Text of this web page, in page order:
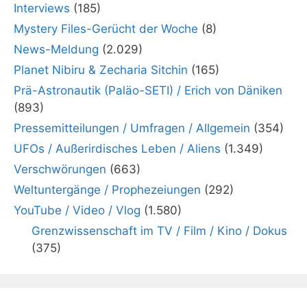
Interviews (185)
Mystery Files-Gerücht der Woche (8)
News-Meldung (2.029)
Planet Nibiru & Zecharia Sitchin (165)
Prä-Astronautik (Paläo-SETI) / Erich von Däniken
(893)
Pressemitteilungen / Umfragen / Allgemein (354)
UFOs / Außerirdisches Leben / Aliens (1.349)
Verschwörungen (663)
Weltuntergänge / Prophezeiungen (292)
YouTube / Video / Vlog (1.580)
Grenzwissenschaft im TV / Film / Kino / Dokus
(375)